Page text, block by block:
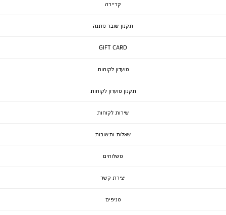
קריירה
תקנון שובר מתנה
GIFT CARD
מועדון לקוחות
תקנון מועדון לקוחות
שירות לקוחות
שאלות ותשובות
משלוחים
יצירת קשר
סניפים